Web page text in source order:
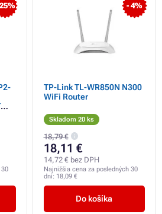
30
- 4%
TP-Link TL-WR850N N300
WiFi Router
Skladom 20 ks
18,79 €
18,11 €
14,72 € bez DPH
Najnižšia cena za posledných 30
dní: 18,09 €
Do košíka